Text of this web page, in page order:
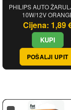
PHILIPS AUTO
10W/12V
Cijena: 1,89
POŠALJI UPIT